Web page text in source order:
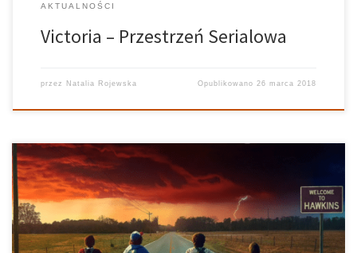
AKTUALNOŚCI
Victoria – Przestrzeń Serialowa
przez Natalia Rojewska Opublikowano26 marca 2018
Przestrzeń Serialowa – 20.11.2017 Prowadzi: Natalia Rojewska,
Rafał Król Realizuje: Ania Bielec Grafika: Kuba Siedlecki Mało kto
nie słyszał jeszcze o Stranger Things, które w zestawieniu